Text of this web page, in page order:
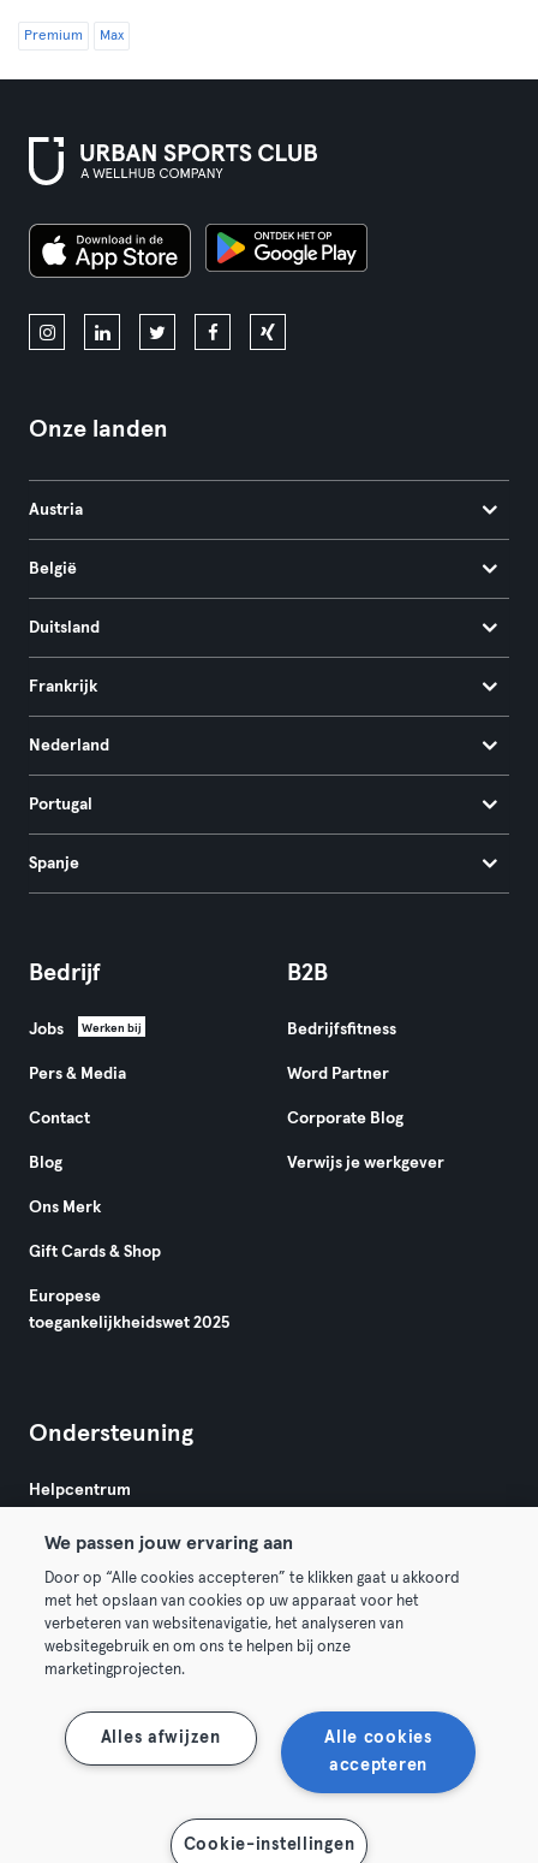
Toon kaart
Premium Max
Onze landen
Austria
België
Duitsland
Frankrijk
Nederland
Portugal
Spanje
Bedrijf
Jobs Werken bij
Pers & Media
Contact
Blog
Ons Merk
Gift Cards & Shop
Europese
toegankelijkheidswet 2025
B2B
Bedrijfsfitness
Word Partner
Corporate Blog
Verwijs je werkgever
Ondersteuning
Helpcentrum
Algemene Voorwaarden
Trek hier je contract terug
We passen jouw ervaring aan
Door op “Alle cookies accepteren” te klikken gaat u akkoord
met het opslaan van cookies op uw apparaat voor het
verbeteren van websitenavigatie, het analyseren van
websitegebruik en om ons te helpen bij onze
marketingprojecten.
Alle cookies
accepteren
Alles afwijzen
Cookie-instellingen